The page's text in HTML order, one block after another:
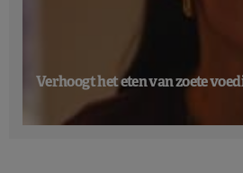
Verhoogt het eten van zoete